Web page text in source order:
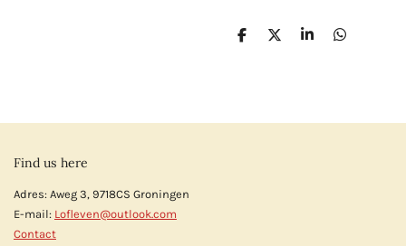
D
D
S
D
Find us here
Adres: Aweg 3, 9718CS Groningen
E-mail: Lofleven@outlook.com
Contact